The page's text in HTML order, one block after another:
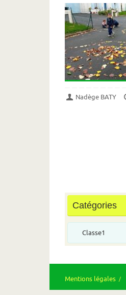
Nadège BATY
Catégories
Mentions légales